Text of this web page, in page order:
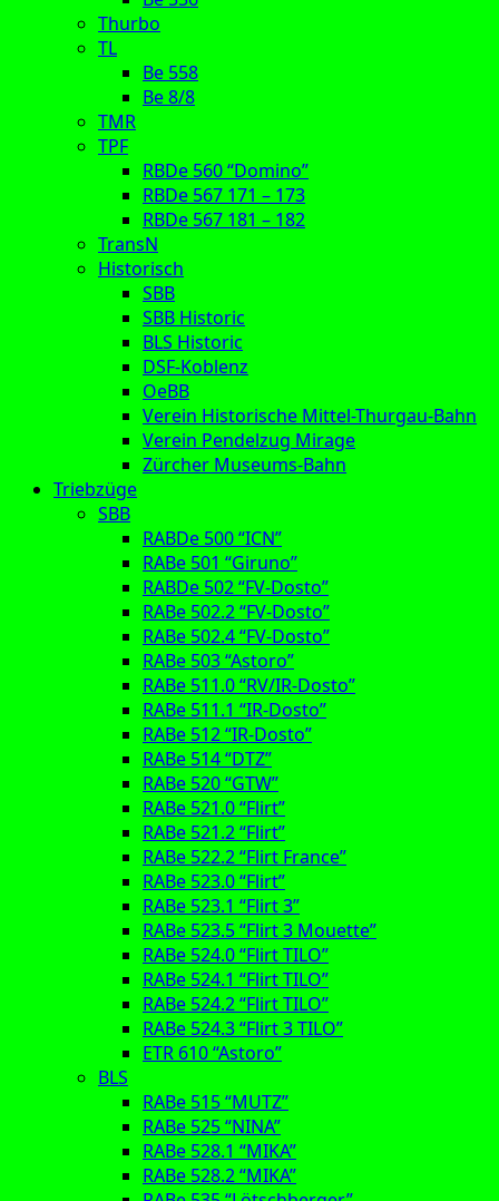
Thurbo
TL
Be 558
Be 8/8
TMR
TPF
RBDe 560 “Domino”
RBDe 567 171 – 173
RBDe 567 181 – 182
TransN
Historisch
SBB
SBB Historic
BLS Historic
DSF-Koblenz
OeBB
Verein Historische Mittel-Thurgau-Bahn
Verein Pendelzug Mirage
Zürcher Museums-Bahn
Triebzüge
SBB
RABDe 500 “ICN”
RABe 501 “Giruno”
RABDe 502 “FV-Dosto”
RABe 502.2 “FV-Dosto”
RABe 502.4 “FV-Dosto”
RABe 503 “Astoro”
RABe 511.0 “RV/IR-Dosto”
RABe 511.1 “IR-Dosto”
RABe 512 “IR-Dosto”
RABe 514 “DTZ”
RABe 520 “GTW”
RABe 521.0 “Flirt”
RABe 521.2 “Flirt”
RABe 522.2 “Flirt France”
RABe 523.0 “Flirt”
RABe 523.1 “Flirt 3”
RABe 523.5 “Flirt 3 Mouette”
RABe 524.0 “Flirt TILO”
RABe 524.1 “Flirt TILO”
RABe 524.2 “Flirt TILO”
RABe 524.3 “Flirt 3 TILO”
ETR 610 “Astoro”
BLS
RABe 515 “MUTZ”
RABe 525 “NINA”
RABe 528.1 “MIKA”
RABe 528.2 “MIKA”